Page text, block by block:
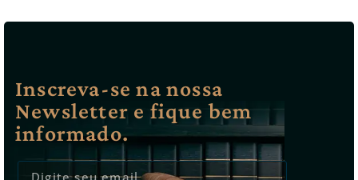
Inscreva-se na nossa
Newsletter e fique bem
informado.